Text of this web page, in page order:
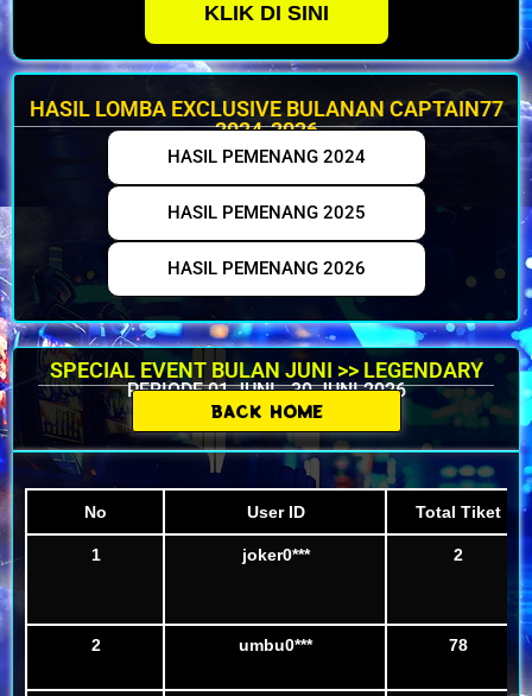
KLIK DI SINI
HASIL LOMBA EXCLUSIVE BULANAN CAPTAIN77
2024-2026
HASIL PEMENANG 2024
HASIL PEMENANG 2025
HASIL PEMENANG 2026
SPECIAL EVENT BULAN JUNI >> LEGENDARY
PERIODE 01 JUNI - 30 JUNI 2026
BACK HOME
No User ID Total Tiket
1 joker0*** 2
2 umbu0*** 78